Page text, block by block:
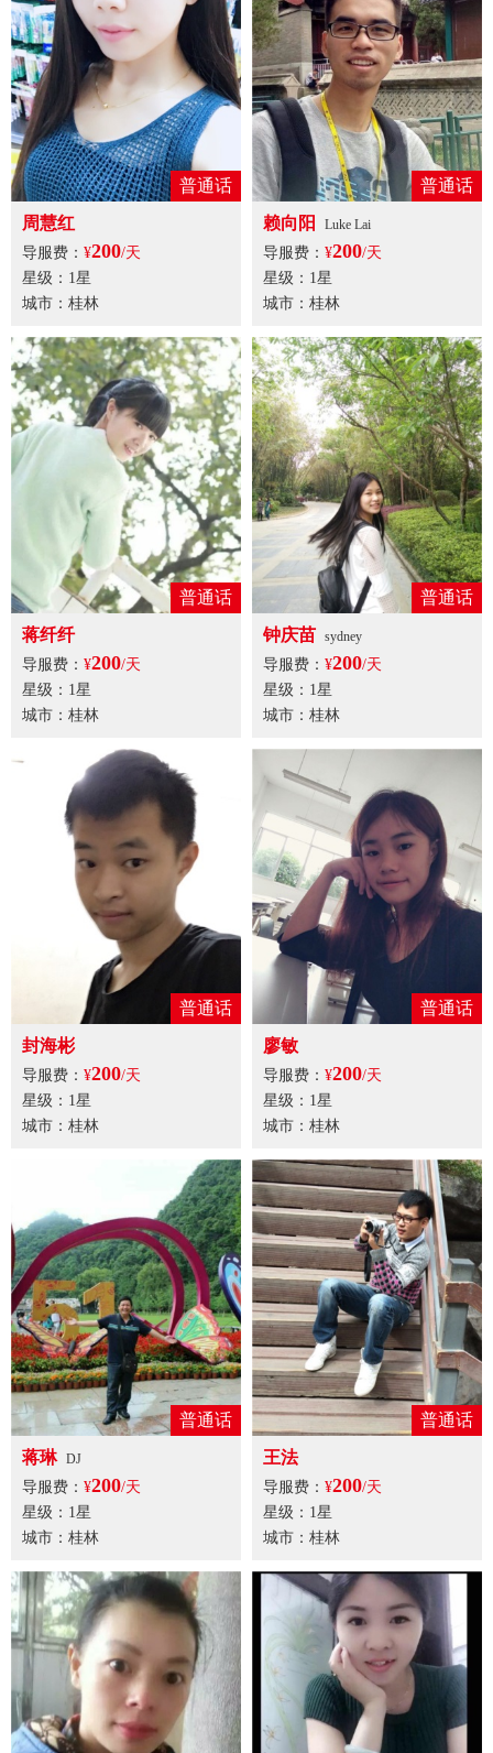
普通话
周慧红
导服费： ¥200/天
星级：1星
城市：桂林
普通话
赖向阳
Luke Lai
导服费： ¥200/天
星级：1星
城市：桂林
普通话
蒋纤纤
导服费： ¥200/天
星级：1星
城市：桂林
普通话
钟庆苗 sydney
导服费： ¥200/天
星级：1星
城市：桂林
普通话
封海彬
导服费： ¥200/天
星级：1星
城市：桂林
普通话
廖敏
导服费： ¥200/天
星级：1星
城市：桂林
普通话
蒋琳 DJ
导服费： ¥200/天
星级：1星
城市：桂林
普通话
王法
导服费： ¥200/天
星级：1星
城市：桂林